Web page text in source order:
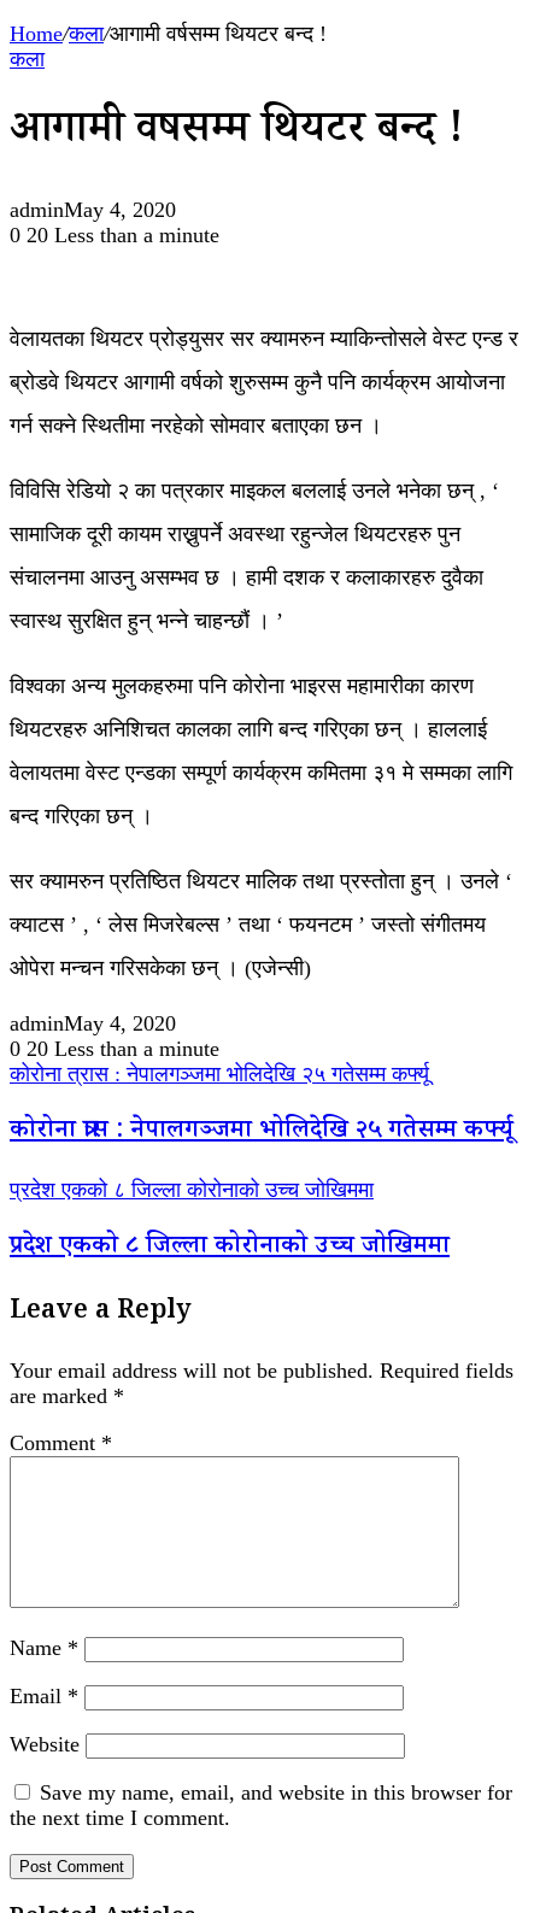
Home/कला/आगामी वर्षसम्म थियटर बन्द !
कला
आगामी वर्षसम्म थियटर बन्द !
adminMay 4, 2020
0 20 Less than a minute
वेलायतका थियटर प्रोड्युसर सर क्यामरुन म्याकिन्तोसले वेस्ट एन्ड र
ब्रोडवे थियटर आगामी वर्षको शुरुसम्म कुनै पनि कार्यक्रम आयोजना
गर्न सक्ने स्थितीमा नरहेको सोमवार बताएका छन ।
विविसि रेडियो २ का पत्रकार माइकल बललाई उनले भनेका छन् , ‘
सामाजिक दूरी कायम राख्नुपर्ने अवस्था रहुन्जेल थियटरहरु पुन
संचालनमा आउनु असम्भव छ । हामी दशक र कलाकारहरु दुवैका
स्वास्थ सुरक्षित हुन् भन्ने चाहन्छौं । ’
विश्वका अन्य मुलकहरुमा पनि कोरोना भाइरस महामारीका कारण
थियटरहरु अनिशिचत कालका लागि बन्द गरिएका छन् । हाललाई
वेलायतमा वेस्ट एन्डका सम्पूर्ण कार्यक्रम कमितमा ३१ मे सम्मका लागि
बन्द गरिएका छन् ।
सर क्यामरुन प्रतिष्ठित थियटर मालिक तथा प्रस्तोता हुन् । उनले ‘
क्याटस ’ , ‘ लेस मिजरेबल्स ’ तथा ‘ फयनटम ’ जस्तो संगीतमय
ओपेरा मन्चन गरिसकेका छन् । (एजेन्सी)
adminMay 4, 2020
0 20 Less than a minute
कोरोना त्रास : नेपालगञ्जमा भोलिदेखि २५ गतेसम्म कर्फ्यू
कोरोना त्रास : नेपालगञ्जमा भोलिदेखि २५ गतेसम्म कर्फ्यू
प्रदेश एकको ८ जिल्ला कोरोनाको उच्च जोखिममा
प्रदेश एकको ८ जिल्ला कोरोनाको उच्च जोखिममा
Leave a Reply
Your email address will not be published. Required fields
are marked *
Comment *
Name *
Email *
Website
Save my name, email, and website in this browser for
the next time I comment.